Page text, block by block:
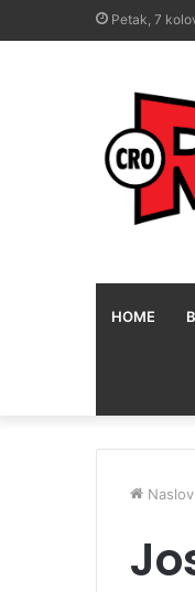
Petak, 7
HOME